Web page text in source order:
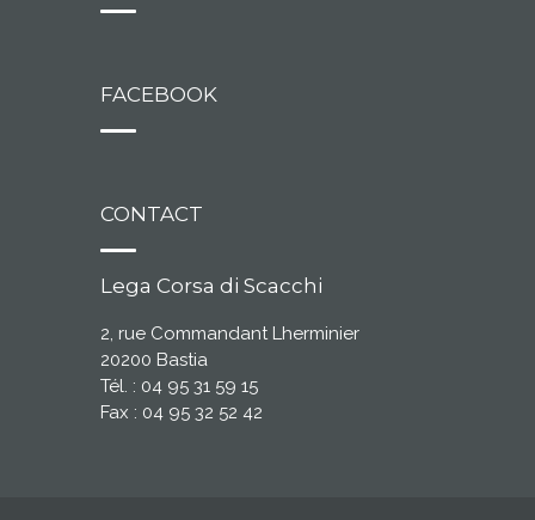
FACEBOOK
CONTACT
Lega Corsa di Scacchi
2, rue Commandant Lherminier
20200 Bastia
Tél. : 04 95 31 59 15
Fax : 04 95 32 52 42